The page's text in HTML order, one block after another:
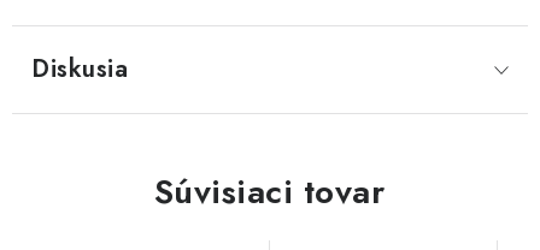
Diskusia
Súvisiaci tovar